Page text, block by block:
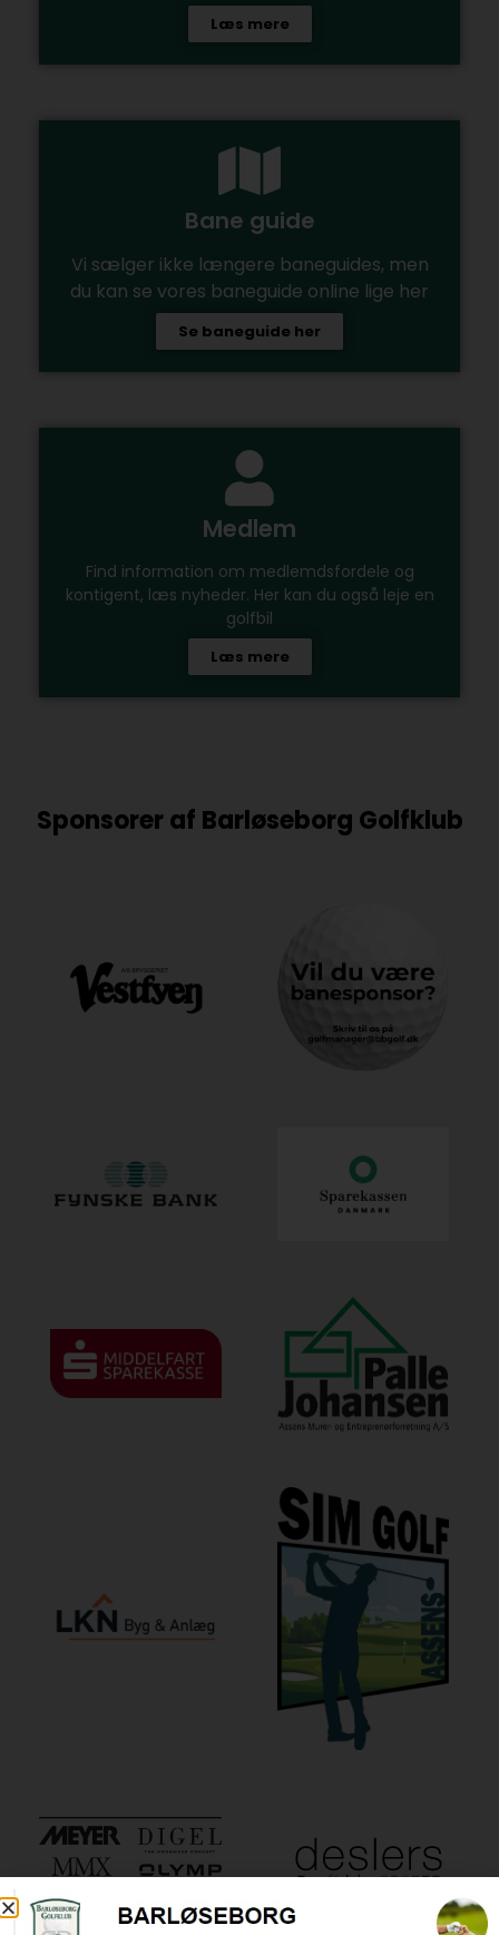
Læs mere
Bane guide
Vi sælger ikke længere baneguides, men
du kan se vores baneguide online lige her
Se baneguide her
Medlem
Find information om medlemdsfordele og
kontigent, læs nyheder. Her kan du også leje en
golfbil
Læs mere
Sponsorer af Barløseborg Golfklub